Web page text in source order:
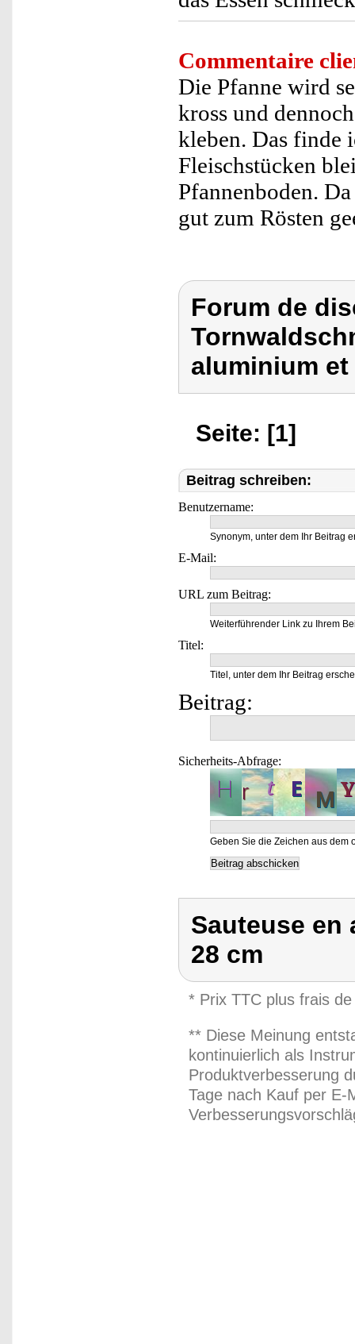
Commentaire
Die Pfanne wird
kross und
kleben. Das finde
Fleischstücken
Pfannenboden.
gut zum Rösten
Forum de
aluminium
Seite: [1]
Beitrag schreiben:
Benutzername:
Synonym, unter dem Ihr Beitrag
E-Mail:
URL zum Beitrag:
Weiterführender Link zu Ihrem
Titel:
Titel, unter dem Ihr Beitrag
Beitrag:
Sicherheits-Abfrage:
Geben Sie die Zeichen aus dem
Sauteuse en
28 cm
* Prix TTC plus frais
** Diese Meinung
kontinuierlich als
Produktverbesserung
Tage nach Kauf per E-